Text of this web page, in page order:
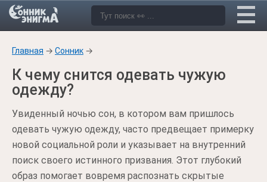
Главная → Сонник →
К чему снится одевать чужую
одежду?
Увиденный ночью сон, в котором вам пришлось
одевать чужую одежду, часто предвещает примерку
новой социальной роли и указывает на внутренний
поиск своего истинного призвания. Этот глубокий
образ помогает вовремя распознать скрытые